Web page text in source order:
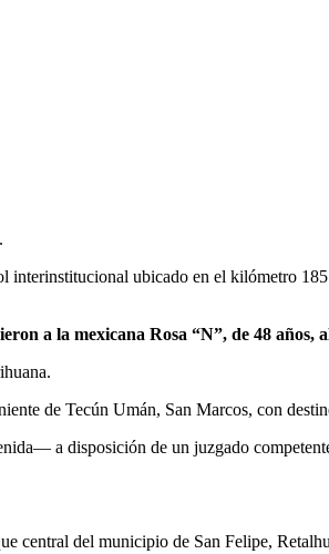
ubicado en el kilómetro
a la mexicana Rosa “N”, de 48 años,
de Tecún Umán, San Marcos, con
a disposición de un juzgado
central del municipio de San Felipe,